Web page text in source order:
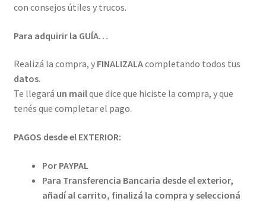
con consejos útiles y trucos.
Para adquirir la GUÍA…
Realizá la compra, y FINALIZALAcompletando todos tus
datos.
Te llegará un mailque dice que hiciste la compra, y que
tenés que completar el pago.
PAGOS desde el EXTERIOR:
Por PAYPAL
Para Transferencia Bancaria desde el exterior,
añadí al carrito, finalizá la compra y seleccioná